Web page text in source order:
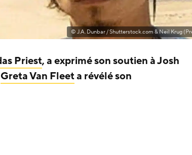
© J.A. Dunbar / Shutterstock.com & Neil Krug
Priest, a exprimé son soutien à Josh
Greta Van Fleeta révélé son